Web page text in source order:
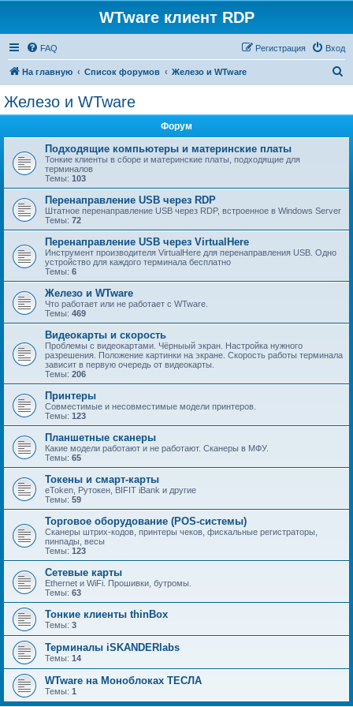
WTware клиент RDP
FAQ Вход
Регистрация
На главную Список форумов Железо и WTware
Железо и WTware
Форум
Подходящие компьютеры и материнские платы
Тонкие клиенты в сборе и материнские платы, подходящие для
терминалов
Темы: 103
Перенаправление USB через RDP
Штатное перенаправление USB через RDP, встроенное в Windows Server
Темы: 72
Перенаправление USB через VirtualHere
Инструмент производителя VirtualHere для перенаправления USB. Одно
устройство для каждого терминала бесплатно
Темы: 6
Железо и WTware
Что работает или не работает с WTware.
Темы: 469
Видеокарты и скорость
Проблемы с видеокартами. Чёрныый экран. Настройка нужного
разрешения. Положение картинки на экране. Скорость работы терминала
зависит в первую очередь от видеокарты.
Темы: 206
Принтеры
Совместимые и несовместимые модели принтеров.
Темы: 123
Планшетные сканеры
Какие модели работают и не работают. Сканеры в МФУ.
Темы: 65
Токены и смарт-карты
eToken, Рутокен, BIFIT iBank и другие
Темы: 59
Торговое оборудование (POS-системы)
Сканеры штрих-кодов, принтеры чеков, фискальные регистраторы,
пинпады, весы
Темы: 123
Сетевые карты
Ethernet и WiFi. Прошивки, бутромы.
Темы: 63
Тонкие клиенты thinBox
Темы: 3
Терминалы iSKANDERlabs
Темы: 14
WTware на Моноблоках ТЕСЛА
Темы: 1